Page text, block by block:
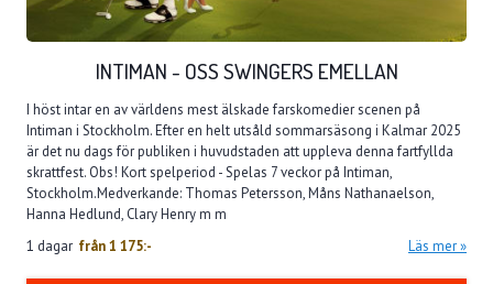
INTIMAN - OSS SWINGERS EMELLAN
I höst intar en av världens mest älskade farskomedier scenen på
Intiman i Stockholm. Efter en helt utsåld sommarsäsong i Kalmar 2025
är det nu dags för publiken i huvudstaden att uppleva denna fartfyllda
skrattfest. Obs! Kort spelperiod - Spelas 7 veckor på Intiman,
Stockholm.Medverkande: Thomas Petersson, Måns Nathanaelson,
Hanna Hedlund, Clary Henry m m
1 dagar från1 175:- Läs mer